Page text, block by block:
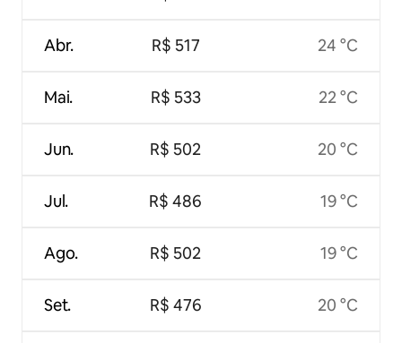
Abr.
Mai.
Jun.
Jul.
Ago.
Set.
R$ 517
R$ 533
R$ 502
R$ 486
R$ 502
R$ 476
24 °C
22 °C
20 °C
19 °C
19 °C
20 °C